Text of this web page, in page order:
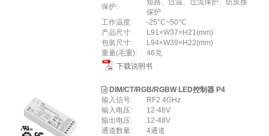
保护:
短路、过温、过流保护、防反接
保护
⼯作温度:
-25°C~50°C
产品尺寸:
L91×W37×H21(mm)
包装尺寸:
L94×W39×H22(mm)
重量(⽑重):
46克
下载说明书
DIM/CT/RGB/RGBW LED控制器 P4
输入信号:
RF2.4GHz
输入电压:
12-48V
输出电压:
12-48V
通道数量:
4通道